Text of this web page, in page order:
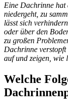
Eine Dachrinne hat
niedergeht, zu
lässt sich
oder über den
zu großen
Dachrinne
auf und zeigen, wie
Welche